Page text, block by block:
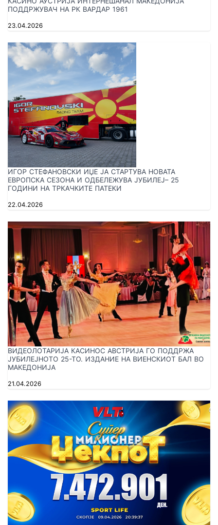
ПОДДРЖУВАЧ НА РК ВАРДАР 1961
23.04.2026
ИГОР СТЕФАНОВСКИ ИЏЕ ЈА СТАРТУВА НОВАТА
ЕВРОПСКА СЕЗОНА И ОДБЕЛЕЖУВА ЈУБИЛЕЈ– 25
ГОДИНИ НА ТРКАЧКИТЕ ПАТЕКИ
22.04.2026
ВИДЕОЛОТАРИЈА КАСИНОС АВСТРИЈА ГО ПОДДРЖА
ЈУБИЛЕЈНОТО 25-ТО. ИЗДАНИЕ НА ВИЕНСКИОТ БАЛ ВО
МАКЕДОНИЈА
21.04.2026